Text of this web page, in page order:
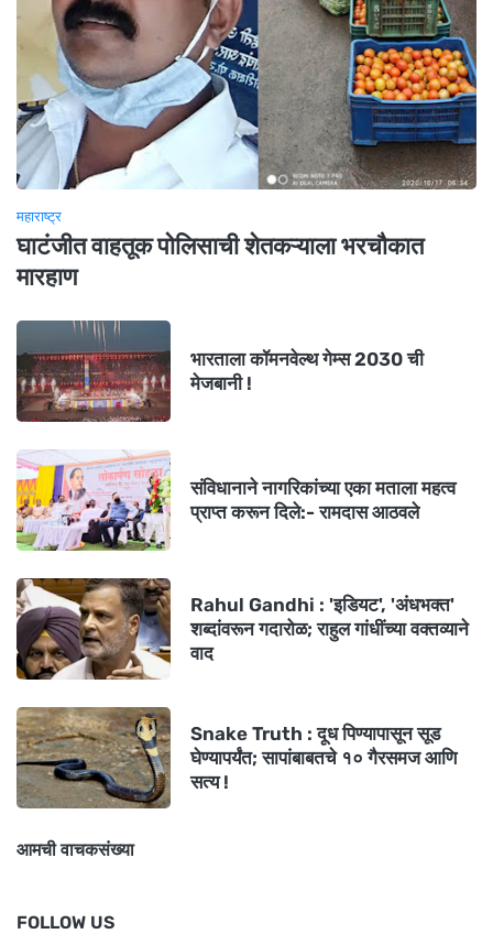
महाराष्ट्र
घाटंजीत वाहतूक पोलिसाची शेतकऱ्याला भरचौकात
मारहाण
भारताला कॉमनवेल्थ गेम्स 2030 ची
मेजबानी !
संविधानाने नागरिकांच्या एका मताला महत्व
प्राप्त करून दिले:- रामदास आठवले
Rahul Gandhi : 'इडियट', 'अंधभक्त'
शब्दांवरून गदारोळ; राहुल गांधींच्या वक्तव्याने
वाद
Snake Truth : दूध पिण्यापासून सूड
घेण्यापर्यंत; सापांबाबतचे १० गैरसमज आणि
सत्य !
आमची वाचकसंख्या
FOLLOW US